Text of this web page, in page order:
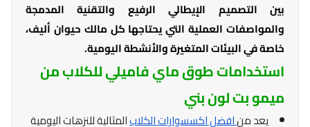
بين التصميم الإيطالي الرفيع والتقنية المدمجة
والمواصفات العملية التي يحتاجها كل مالك حيوان أليف،
خاصة في البيئات المتغيرة والأنشطة اليومية.
استخدامات طوق ماي فاميلي للكلاب من
ميمو بت لون بني
يعد منافضل اكسسوارات الكلابالمثالية للنزهات اليومية